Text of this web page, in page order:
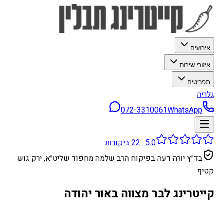
אירועים
איזורי שירות
תפריטים
גלריה
072-3310061WhatsApp
5.0
·
22ביקורות
בד״ץ יורה דעה בפיקוח הרב שלמה מחפוד שליט״א, ירק גוש
קטיף
קייטרינג לבר מצווה באור יהודה